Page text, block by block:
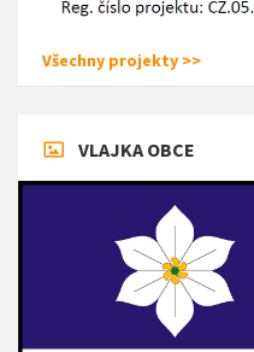
Všechny projekty >>
VLAJKA OBCE